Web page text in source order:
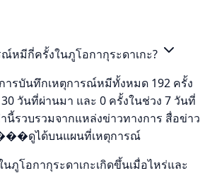
หมีกี่ครั้งในภูโอกากุระดาเกะ?
ารบันทึกเหตุการณ์หมีทั้งหมด 192 ครั้ง
วันที่ผ่านมา และ 0 ครั้งในช่วง 7 วันที่
นี้รวบรวมจากแหล่งข่าวทางการ สื่อข่าว
ดูได้บนแผนที่เหตุการณ์
ภูโอกากุระดาเกะเกิดขึ้นเมื่อไหร่และ